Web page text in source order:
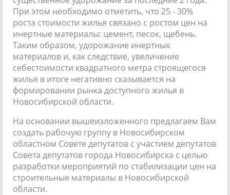
При этом необходимо отметить, что 25 - 30%
роста стоимости жилья связано с ростом цен на
инертные материалы: цемент, песок, щебень.
Таким образом, удорожание инертных
материалов и, как следствие, увеличение
себестоимости квадратного метра строящегося
жилья в итоге негативно сказывается на
формировании рынка доступного жилья в
Новосибирской области.
На основании вышеизложенного предлагаем Вам
создать рабочую группу в Новосибирском
областном Совете депутатов с участием депутатов
Совета депутатов города Новосибирска с целью
разработки мероприятий по стабилизации цен на
строительные материалы в Новосибирской
области.